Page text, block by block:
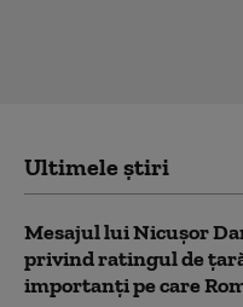
Ultimele știri
Mesajul lui Nicușor
privind ratingul de
importanți pe care